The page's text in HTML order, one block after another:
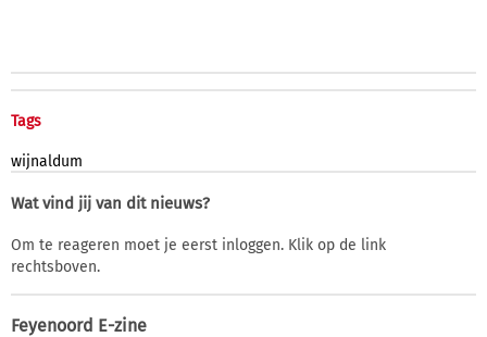
Tags
wijnaldum
Wat vind jij van dit nieuws?
Om te reageren moet je eerst inloggen. Klik op de link
rechtsboven.
Feyenoord E-zine